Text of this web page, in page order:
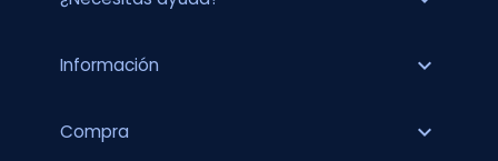
Información expand_more
Compra expand_more